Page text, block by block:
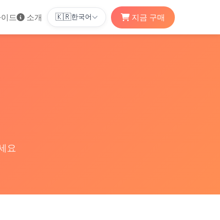
드 소개 🇰🇷한국어 지금 구매
요